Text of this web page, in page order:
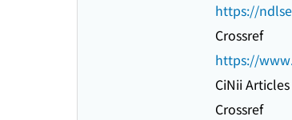
https://
Crossref
https://
CiNii Articles
Crossref